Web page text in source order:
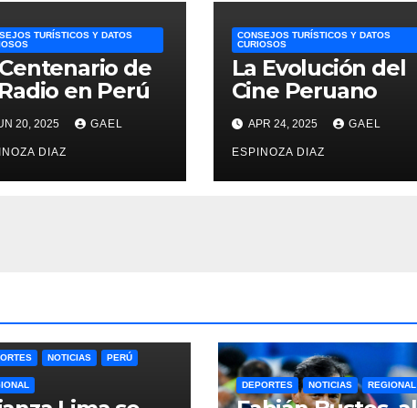
TURÍSTICOS Y DATOS
de
en Perú
20, 2025 GAEL
DIAZ
CONSEJOS TURÍSTICOS Y DATOS
CURIOSOS
La Evolución del
Cine Peruano
APR 24, 2025 GAEL
ESPINOZA DIAZ
NOTICIAS PERÚ
DEPORTES NOTICIAS REGIONAL